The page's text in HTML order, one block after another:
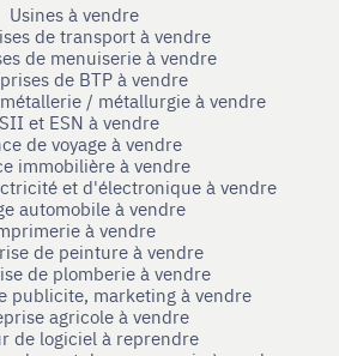
Usines à vendre
de transport à vendre
de menuiserie à vendre
de BTP à vendre
/ métallurgie à vendre
et ESN à vendre
de voyage à vendre
immobilière à vendre
et d'électronique à vendre
automobile à vendre
à vendre
de peinture à vendre
de plomberie à vendre
publicite, marketing à vendre
agricole à vendre
de logiciel à reprendre